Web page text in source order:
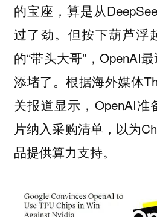
的宝座，算是从
过了劲。但按下葫芦浮
的“带头大哥”，OpenAI
添堵了。根据海外媒体
关报道显示，OpenAI准
片纳入采购清单，以为
品提供算力支持。